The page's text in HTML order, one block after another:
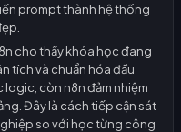
prompt thành hệ thống
cho thấy khóa học đang
tích và chuẩn hóa đầu
còn n8n đảm nhiệm
Đây là cách tiếp cận sát
so với học từng công